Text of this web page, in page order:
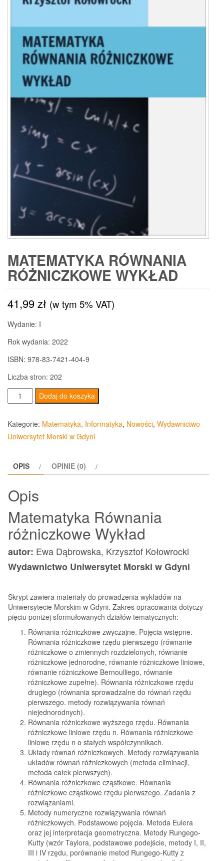
MATEMATYKA RÓWNANIA
RÓŻNICZKOWE WYKŁAD
41,99zł (w tym 5% VAT)
Wydanie: I
Rok wydania: 2022
ISBN: 978-83-7421-404-9
Liczba stron: 202
ilość
Matematyka
Równania
różniczkowe
Dodaj do koszyka
Kategorie: Matematyka, Informatyka, Nowości, Wydawnictwo
Uniwersytet Morski w Gdyni
OPIS OPINIE (0)
Opis
Matematyka Równania
różniczkowe Wykład
autor: Ewa Dąbrowska, Krzysztof Kołowrocki
Wydawnictwo Uniwersytet Morski w Gdyni
Skrypt zawiera materiały do prowadzenia wykładów na
Uniwersytecie Morskim w Gdyni. Zakres opracowania dotyczy
pięciu poniżej sformułowanych działów tematycznych:
Równania różniczkowe zwyczajne. Pojęcia wstępne.
Równania różniczkowe rzędu pierwszego (równanie
różniczkowe o zmiennych rozdzielonych, równanie
różniczkowe jednorodne, równanie różniczkowe liniowe,
równanie różniczkowe Bernoulliego, równanie
różniczkowe zupełne). Równania różniczkowe rzędu
drugiego (równania sprowadzalne do równań rzędu
pierwszego. metody rozwiązywania równań
niejednorodnych).
Równania różniczkowe wyższego rzędu. Równania
różniczkowe liniowe rzędu n. Równania różniczkowe
liniowe rzędu n o stałych współczynnikach.
Układy równań różniczkowych. Metody rozwiązywania
układów równań różniczkowych (metoda eliminacji,
metoda całek pierwszych).
Równania różniczkowe cząstkowe. Równania
różniczkowe cząstkowe rzędu pierwszego. Zadania z
rozwiązaniami.
Metody numeryczne rozwiązywania równań
różniczkowych. Podstawowe pojęcia. Metoda Eulera
oraz jej interpretacja geometryczna. Metody Rungego-
Kutty (wzór Taylora, podstawowe podejście, metody I, II,
III i IV rzędu, porównanie metod Rungego-Kutty z